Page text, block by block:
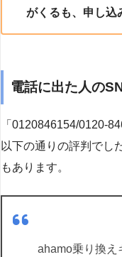
がくるも、申し込
電話に出た人の
「0120846154/0120-
以下の通りの評判でし
もあります。
ahamo乗り換え